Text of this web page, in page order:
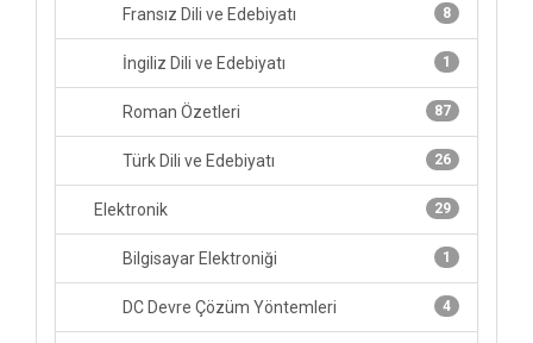
8
Fransız Dili ve Edebiyatı
1
İngiliz Dili ve Edebiyatı
87
Roman Özetleri
26
Türk Dili ve Edebiyatı
29
Elektronik
1
Bilgisayar Elektroniği
4
DC Devre Çözüm Yöntemleri